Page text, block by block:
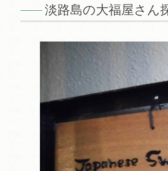
淡路島の大福屋さん